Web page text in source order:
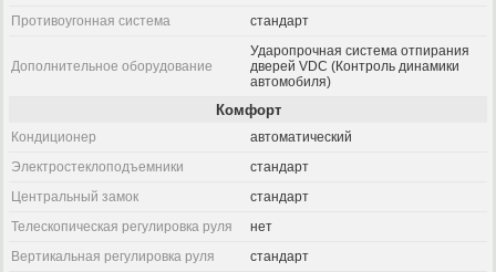
Противоугонная система
стандарт
Дополнительное оборудование
Ударопрочная система отпирания
дверей VDC (Контроль динамики
автомобиля)
Комфорт
Кондиционер
автоматический
Электростеклоподъемники
стандарт
Центральный замок
стандарт
Телескопическая регулировка руля
нет
Вертикальная регулировка руля
стандарт